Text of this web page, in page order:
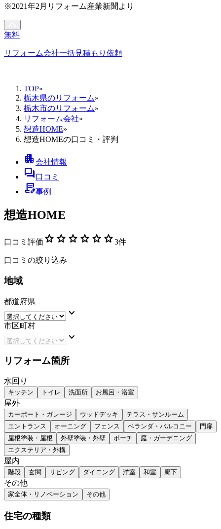
※2021年2月リフォーム産業新聞より
無料
リフォーム会社一括見積もり依頼
TOP»
栃木県のリフォーム»
栃木市のリフォーム»
リフォーム会社»
想造HOME»
想造HOMEの口コミ・評判
apartment会社情報
forum口コミ
contract_edit事例
想造HOME
口コミ評価 star star star star star star3件
口コミの絞り込み
地域
都道府県
keyboard_arrow_down
市区町村
keyboard_arrow_down
リフォーム箇所
水回り
キッチン トイレ 洗面所 お風呂・浴室
屋外
カーポート・ガレージ ウッドデッキ
テラス・サンルーム
エントランス
オーニング フェンス ベランダ・バルコニー
門扉
屋根塗装・屋根
外壁塗装・外壁 ポーチ
庭・ガーデニング
エクステリア・外構
屋内
階段 玄関 リビング ダイニング 洋室 和室 廊下
その他
家全体・リノベーション その他
住宅の種類